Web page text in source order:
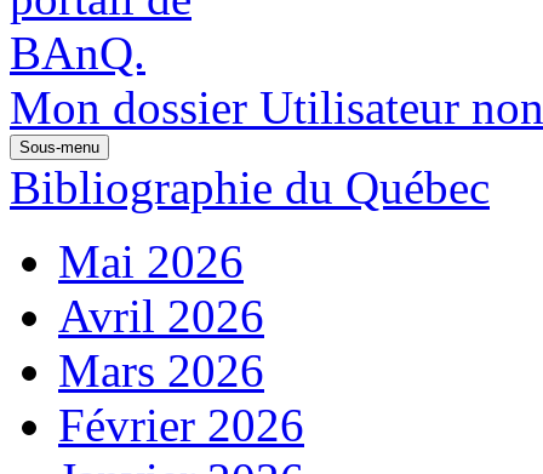
Mon dossier Utilisateur
Sous-menu
Bibliographie du Québec
Mai 2026
Avril 2026
Mars 2026
Février 2026